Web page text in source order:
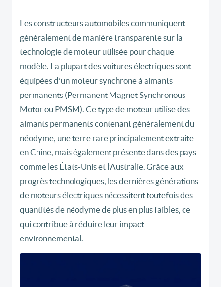
Les constructeurs automobiles communiquent
généralement de manière transparente sur la
technologie de moteur utilisée pour chaque
modèle. La plupart des voitures électriques sont
équipées d’un moteur synchrone à aimants
permanents (Permanent Magnet Synchronous
Motor ou PMSM). Ce type de moteur utilise des
aimants permanents contenant généralement du
néodyme, une terre rare principalement extraite
en Chine, mais également présente dans des pays
comme les États-Unis et l’Australie. Grâce aux
progrès technologiques, les dernières générations
de moteurs électriques nécessitent toutefois des
quantités de néodyme de plus en plus faibles, ce
qui contribue à réduire leur impact
environnemental.